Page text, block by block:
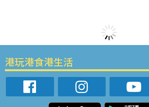
港玩港食港生活